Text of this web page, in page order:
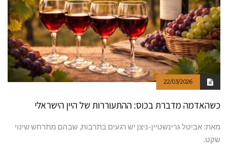
22/03/2026
כשהאדמה מדברת בכוס: ההתעוררות של היין הישראלי
מאת: אביטל גרינשטיין-ניצן יש רגעים בתרבות, שבהם מתרחש שינוי
שקט.